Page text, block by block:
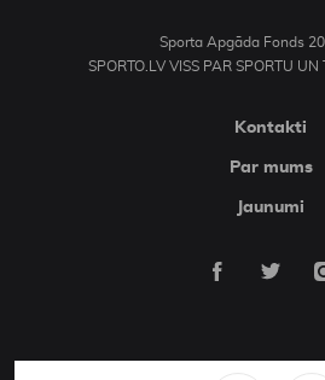
Sporta Apgāda Fonds
SPORTO.LV VISS PAR SPORTU
Kontakti
Par mums
Jaunumi